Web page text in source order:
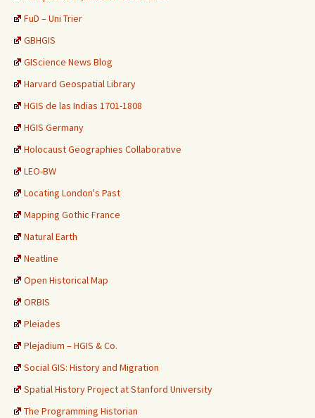
FuD – Uni Trier
GBHGIS
GIScience News Blog
Harvard Geospatial Library
HGIS de las Indias 1701-1808
HGIS Germany
Holocaust Geographies Collaborative
LEO-BW
Locating London's Past
Mapping Gothic France
Natural Earth
Neatline
Open Historical Map
ORBIS
Pleiades
Plejadium – HGIS & Co.
Social GIS: History and Migration
Spatial History Project at Stanford University
The Programming Historian